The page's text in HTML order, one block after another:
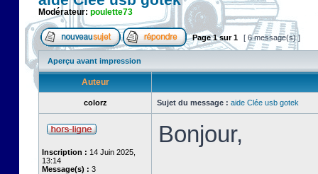
Modérateur: poulette73
Page1sur1 [ 6 message(s) ]
Aperçu avant impression
Auteur
colorz Sujet du message : aide Clée usb gotek
Inscription : 14 Juin 2025,
13:14
Message(s) : 3
Bonjour,